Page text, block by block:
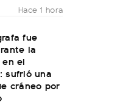
Hace 1 hora
fue
la
el
sufrió una
cráneo por